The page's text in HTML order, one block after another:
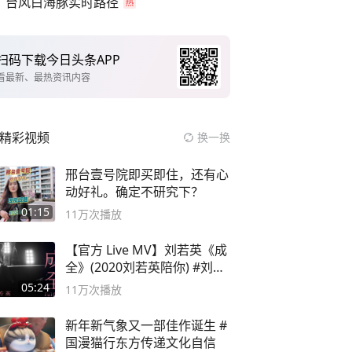
码下载今日头条APP
最新、最热资讯内容
精彩视频 换一换
01:15
邢台壹号院即买即住，还有心
动好礼。确定不研究下？
11万次播放
05:24
【官方 Live MV】刘若英《成
全》(2020刘若英陪你) #刘若
英 #成全
11万次播放
新年新气象又一部佳作诞生 #
国漫猫行东方传递文化自信